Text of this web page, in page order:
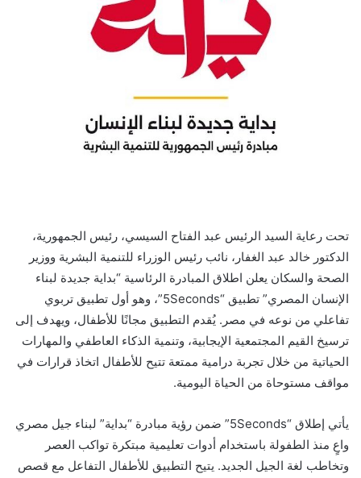
تحت رعاية السيد الرئيس عبد الفتاح السيسي، رئيس الجمهورية،
الدكتور خالد عبد الغفار، نائب رئيس الوزراء للتنمية البشرية ووزير
الصحة والسكان يعلن اطلاق المبادرة الرئاسية “بداية جديدة لبناء
الإنسان المصري” تطبيق “5Seconds”، وهو أول تطبيق تربوي
تفاعلي من نوعه في مصر. يُقدم التطبيق مجانًا للأطفال، ويهدف إلى
ترسيخ القيم المجتمعية الإيجابية، وتنمية الذكاء العاطفي والمهارات
الحياتية من خلال تجربة درامية ممتعة تتيح للأطفال اتخاذ قرارات في
مواقف مستوحاة من الحياة اليومية.
يأتي إطلاق “5Seconds” ضمن رؤية مبادرة “بداية” لبناء جيل مصري
واعٍ منذ الطفولة باستخدام أدوات تعليمية مبتكرة تواكب العصر
وتخاطب لغة الجيل الجديد. يتيح التطبيق للأطفال التفاعل مع قصص